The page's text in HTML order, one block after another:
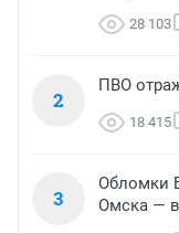
28 103
2
ПВО
18 415
3
Обломки
Омска —